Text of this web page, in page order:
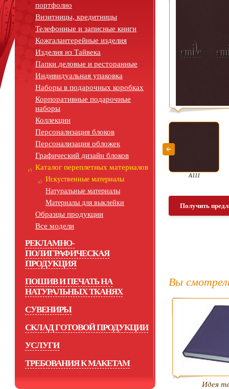
портфолио
Визитницы, кредитницы
Телефонные и записные книги
Кожгалантерейные изделия
Изделия из Тайвека
Папки деловые и ресторанные
Индивидуальная упаковка
Наборы в подарочных коробках
Корпоративные подарочные
наборы
Коллекции
Персонализация блоков
Персонализация обложек
Графический дизайн блоков
Каталог переплетных материалов
Искуственные материалы
Натуральные материалы
Материалы для выклейки
Образцы продукции
Все модели
РЕКЛАМНО-
ПОЛИГРАФИЧЕСКАЯ
ПРОДУКЦИЯ
ПОШИВ И ПЕЧАТЬ НА
НАТУРАЛЬНЫХ ТКАНЯХ
СУВЕНИРЫ
СКЛАД ГОТОВОЙ ПРОДУКЦИИ
УСЛУГИ
ТРЕБОВАНИЯ К МАКЕТАМ
А111
Получить
Вы
Идея